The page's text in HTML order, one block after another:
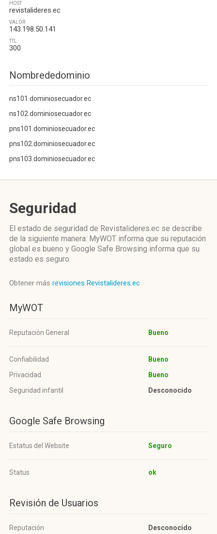
HOST
revistalideres.ec
VALOR
143.198.50.141
TTL
300
Nombrededominio
ns101.dominiosecuador.ec
ns102.dominiosecuador.ec
pns101.dominiosecuador.ec
pns102.dominiosecuador.ec
pns103.dominiosecuador.ec
Seguridad
El estado de seguridad de Revistalideres.ec se describe
de la siguiente manera: MyWOT informa que su reputación
global es bueno y Google Safe Browsing informa que su
estado es seguro.
Obtener más revisiones Revistalideres.ec
MyWOT
Reputación General Bueno
Confiabilidad
Bueno
Privacidad
Bueno
Seguridad infantil
Desconocido
Google Safe Browsing
Estatus del Website Seguro
Status ok
Revisión de Usuarios
Reputación Desconocido